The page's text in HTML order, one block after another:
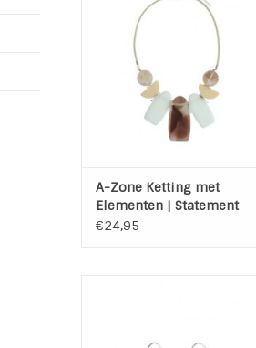
Tussen de elementen zit een
zilveren schakel. Lengte: 50 cm
TOEVOEGEN AAN WINKELWAGEN
A-Zone Ketting met
Elementen | Statement
ketting
€24,95
een lengte van 4 cm.